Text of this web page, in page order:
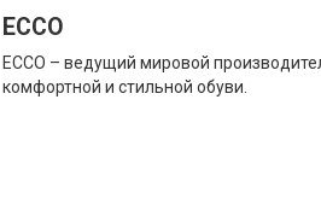
ECCO
ECCO – ведущий мировой
комфортной и стильной обуви.